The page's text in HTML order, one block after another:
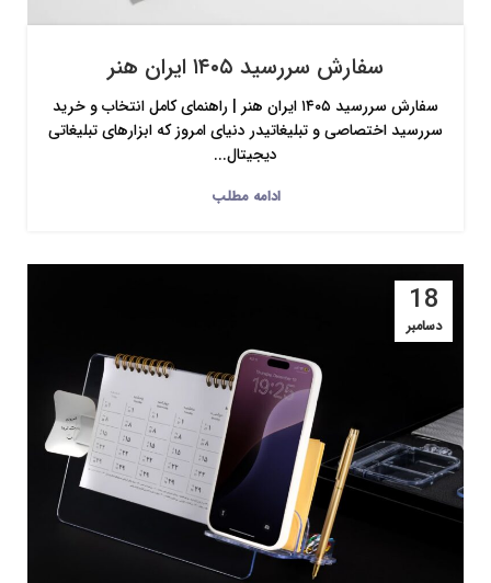
سفارش سررسید ۱۴۰۵ ایران هنر
سفارش سررسید ۱۴۰۵ ایران هنر | راهنمای کامل انتخاب و خرید
سررسید اختصاصی و تبلیغاتیدر دنیای امروز که ابزارهای تبلیغاتی
دیجیتال...
ادامه مطلب
18
دسامبر